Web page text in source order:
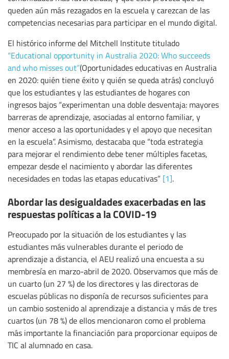
queden aún más rezagados en la escuela y carezcan de las
competencias necesarias para participar en el mundo digital.
El histórico informe del Mitchell Institute titulado
“Educational opportunity in Australia 2020: Who succeeds
and who misses out”(Oportunidades educativas en Australia
en 2020: quién tiene éxito y quién se queda atrás) concluyó
que los estudiantes y las estudiantes de hogares con
ingresos bajos “experimentan una doble desventaja: mayores
barreras de aprendizaje, asociadas al entorno familiar, y
menor acceso a las oportunidades y el apoyo que necesitan
en la escuela”. Asimismo, destacaba que “toda estrategia
para mejorar el rendimiento debe tener múltiples facetas,
empezar desde el nacimiento y abordar las diferentes
necesidades en todas las etapas educativas” [1].
Abordar las desigualdades exacerbadas en las
respuestas políticas a la COVID-19
Preocupado por la situación de los estudiantes y las
estudiantes más vulnerables durante el periodo de
aprendizaje a distancia, el AEU realizó una encuesta a su
membresía en marzo-abril de 2020. Observamos que más de
un cuarto (un 27 %) de los directores y las directoras de
escuelas públicas no disponía de recursos suficientes para
un cambio sostenido al aprendizaje a distancia y más de tres
cuartos (un 78 %) de ellos mencionaron como el problema
más importante la financiación para proporcionar equipos de
TIC al alumnado en casa.